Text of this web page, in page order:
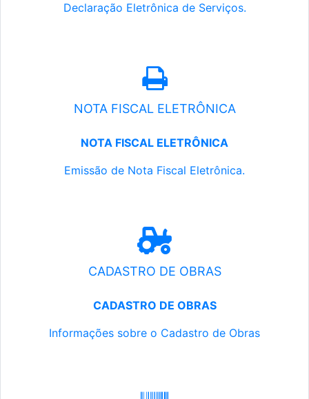
Declaração Eletrônica de Serviços.
NOTA FISCAL ELETRÔNICA
NOTA FISCAL ELETRÔNICA
Emissão de Nota Fiscal Eletrônica.
CADASTRO DE OBRAS
CADASTRO DE OBRAS
Informações sobre o Cadastro de Obras